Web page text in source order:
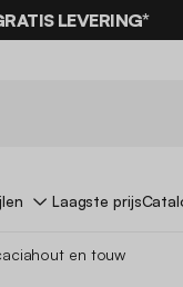
LEVERING*
Laagste prijs
en touw